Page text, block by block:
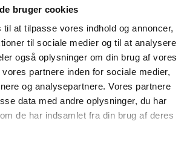
bruger cookies
at tilpasse vores indhold og annoncer,
til sociale medier og til at analysere
også oplysninger om din brug af vores
partnere inden for sociale medier,
og analysepartnere. Vores partnere
data med andre oplysninger, du har
de har indsamlet fra din brug af deres
bremser
bremser